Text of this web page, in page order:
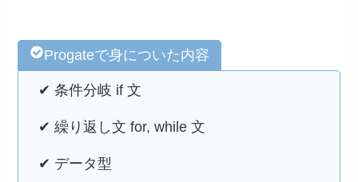
Progateで身についた内容
✔︎ 条件分岐 if 文
✔︎ 繰り返し文 for, while 文
✔︎ データ型